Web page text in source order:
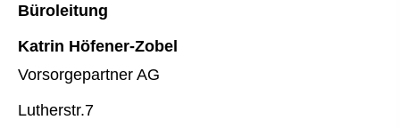
Büroleitung
Katrin Höfener-Zobel
Vorsorgepartner AG
Lutherstr.7